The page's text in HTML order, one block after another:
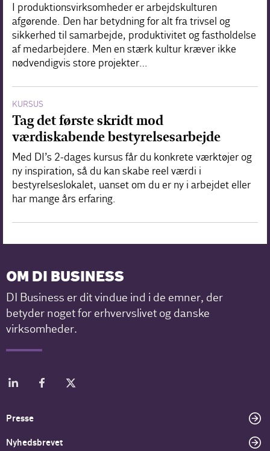
I produktionsvirksomheder er arbejdskulturen
afgørende. Den har betydning for alt fra trivsel og
sikkerhed til samarbejde, produktivitet og fastholdelse
af medarbejdere. Men en stærk kultur kræver ikke
nødvendigvis store projekter…
KURSUS
Tag det første skridt mod
værdiskabende bestyrelsesarbejde
Med DI’s 2-dages kursus får du konkrete værktøjer og
ny inspiration, så du kan skabe reel værdi i
bestyrelseslokalet, uanset om du er ny i arbejdet eller
har mange års erfaring.
OM DI BUSINESS
DI Business er dit vindue ind i de emner, der
betyder noget for erhvervslivet og danske
virksomheder.
Presse
Nyhedsbrevet